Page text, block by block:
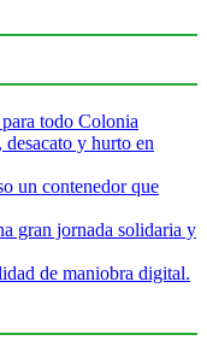
todo Colonia
y hurto en
un contenedor que
gran jornada solidaria y
de maniobra digital.